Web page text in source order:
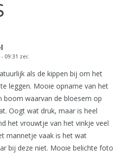
09:31 zei:
als de kippen bij om het
leggen. Mooie opname van het
boom waarvan de bloesem op
Oogt wat druk, maar is heel
het vrouwtje van het vinkje veel
mannetje vaak is het wat
bij deze niet. Mooie belichte foto